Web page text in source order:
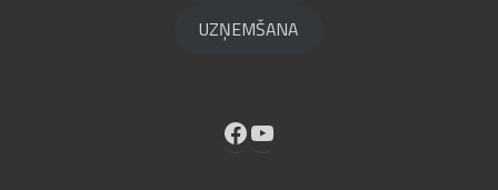
UZŅEMŠANA
Facebook
YouTube